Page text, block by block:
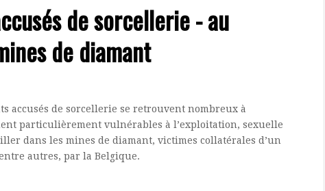
de sorcellerie - au
de diamant
accusés de sorcellerie se retrouvent nombreux à
particulièrement vulnérables à l’exploitation, sexuelle
dans les mines de diamant, victimes collatérales d’un
autres, par la Belgique.